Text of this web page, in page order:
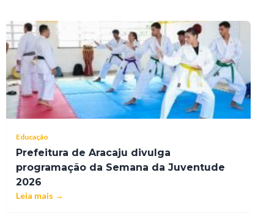
Educação
Prefeitura de Aracaju divulga
programação da Semana da Juventude
2026
Leia mais →